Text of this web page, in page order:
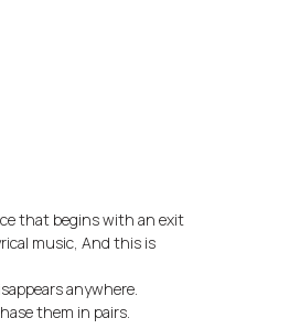
that begins with an exit
music, And this is
anywhere.
them in pairs.